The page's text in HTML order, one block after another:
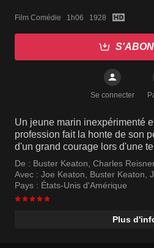
Film Comédie   1h06   1928
Se connecter
Un jeune marin inexpérimenté
profession fait la honte de son
d'un grand courage lors d'une
De : Buster Keaton, Charles
Avec : Joe Keaton, Buster Keaton,
Pays : États-Unis d'Amérique
Plus